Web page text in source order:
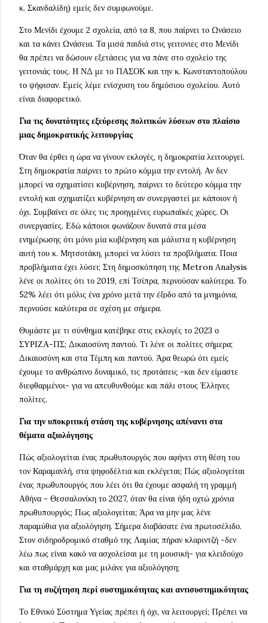
κ. Σκανδαλίδη) εμείς δεν συμφωνούμε.
Στο Μενίδι έχουμε 2 σχολεία, από τα 8, που παίρνει το Ωνάσειο
και τα κάνει Ωνάσεια. Τα μισά παιδιά στις γειτονιες στο Μενίδι
θα πρέπει να δώσουν εξετάσεις για να πάνε στο σχολείο της
γειτονιάς τους. Η ΝΔ με το ΠΑΣΟΚ και την κ. Κωνσταντοπούλου
το ψήφισαν. Εμείς λέμε ενίσχυση του δημόσιου σχολείου. Αυτό
είναι διαφορετικό.
Για τις δυνατότητες εξεύρεσης πολιτικών λύσεων στο πλαίσιο
μιας δημοκρατικής λειτουργίας
Όταν θα έρθει η ώρα να γίνουν εκλογές, η δημοκρατία λειτουργεί.
Στη δημοκρατία παίρνει το πρώτο κόμμα την εντολή. Αν δεν
μπορεί να σχηματίσει κυβέρνηση, παίρνει το δεύτερο κόμμα την
εντολή και σχηματίζει κυβέρνηση αν συνεργαστεί με κάποιον ή
όχι. Συμβαίνει σε όλες τις προηγμένες ευρωπαϊκές χώρες. Οι
συνεργασίες. Εδώ κάποιοι φωνάζουν δυνατά στα μέσα
ενημέρωσης ότι μόνο μία κυβέρνηση και μάλιστα η κυβέρνηση
αυτή του κ. Μητσοτάκη, μπορεί να λύσει τα προβλήματα. Ποια
προβλήματα έχει λύσει; Στη δημοσκόπηση της Metron Analysis
λένε οι πολίτες ότι το 2019, επί Τσίπρα, περνούσαν καλύτερα. Το
52% λέει ότι μόλις ένα χρόνο μετά την έξοδο από τα μνημόνια,
περνούσε καλύτερα σε σχέση με σήμερα.
Θυμάστε με τι σύνθημα κατέβηκε στις εκλογές το 2023 ο
ΣΥΡΙΖΑ-ΠΣ; Δικαιοσύνη παντού. Τι λένε οι πολίτες σήμερα;
Δικαιοσύνη και στα Τέμπη και παντού. Άρα θεωρώ ότι εμείς
έχουμε το ανθρώπινο δυναμικό, τις προτάσεις -και δεν είμαστε
διεφθαρμένοι- για να απευθυνθούμε και πάλι στους Έλληνες
πολίτες.
Για την υποκριτική στάση της κυβέρνησης απέναντι στα
θέματα αξιολόγησης
Πώς αξιολογείται ένας πρωθυπουργός που αφήνει στη θέση του
τον Καραμανλή, στα ψηφοδέλτια και εκλέγεται; Πώς αξιολογείται
ένας πρωθυπουργός που λέει ότι θα έχουμε ασφαλή τη γραμμή
Αθήνα - Θεσσαλονίκη το 2027, όταν θα είναι ήδη οχτώ χρόνια
πρωθυπουργός; Πως αξιολογείται; Άρα να μην μας λένε
παραμύθια για αξιολόγηση. Σήμερα διαβάσατε ένα πρωτοσέλιδο.
Στον σιδηροδρομικό σταθμό της Λαμίας πήραν κλαριντζή -δεν
λέω πως είναι κακό να ασχολείσαι με τη μουσική- για κλειδούχο
και σταθμάρχη και μας μιλάνε για αξιολόγηση;
Για τη συζήτηση περί συστημικότητας και αντισυστημικότητας
Το Εθνικό Σύστημα Υγείας πρέπει ή όχι, να λειτουργεί; Πρέπει να